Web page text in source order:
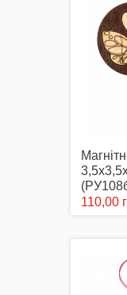
Маски
110,00